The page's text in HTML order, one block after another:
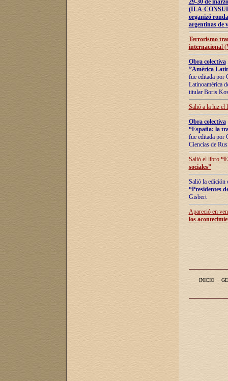
29-30 de
(ILA-
organizó
argentinas de
Terrorismo
internacional
Obra colectiva
”América
fue editada por
Latinoamérica
titular Boris
Salió a la luz el
Obra colectiva
“España: la
fue editada por
Ciencias de
Salió el libro “
sociales”
Salió la edición
“Presidentes
Gisbert
Apareció en
los
INICIO